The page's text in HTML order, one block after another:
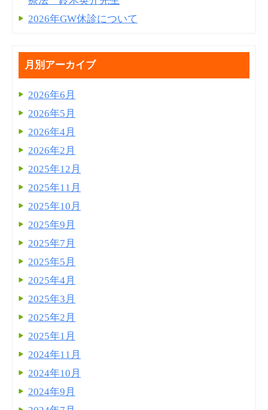
2026年GW休診について
月別アーカイブ
2026年6月
2026年5月
2026年4月
2026年2月
2025年12月
2025年11月
2025年10月
2025年9月
2025年7月
2025年5月
2025年4月
2025年3月
2025年2月
2025年1月
2024年11月
2024年10月
2024年9月